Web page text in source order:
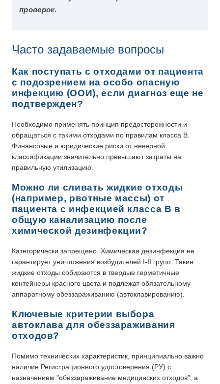
проверок.
Часто задаваемые вопросы
Как поступать с отходами от пациента
с подозрением на особо опасную
инфекцию (ООИ), если диагноз еще не
подтвержден?
Необходимо применять принцип предосторожности и
обращаться с такими отходами по правилам класса В.
Финансовые и юридические риски от неверной
классификации значительно превышают затраты на
правильную утилизацию.
Можно ли сливать жидкие отходы
(например, рвотные массы) от
пациента с инфекцией класса В в
общую канализацию после
химической дезинфекции?
Категорически запрещено. Химическая дезинфекция не
гарантирует уничтожения возбудителей I-II групп. Такие
жидкие отходы собираются в твердые герметичные
контейнеры красного цвета и подлежат обязательному
аппаратному обеззараживанию (автоклавированию).
Ключевые критерии выбора
автоклава для обеззараживания
отходов?
Помимо технических характеристик, принципиально важно
наличие Регистрационного удостоверения (РУ) с
назначением "обеззараживание медицинских отходов", а